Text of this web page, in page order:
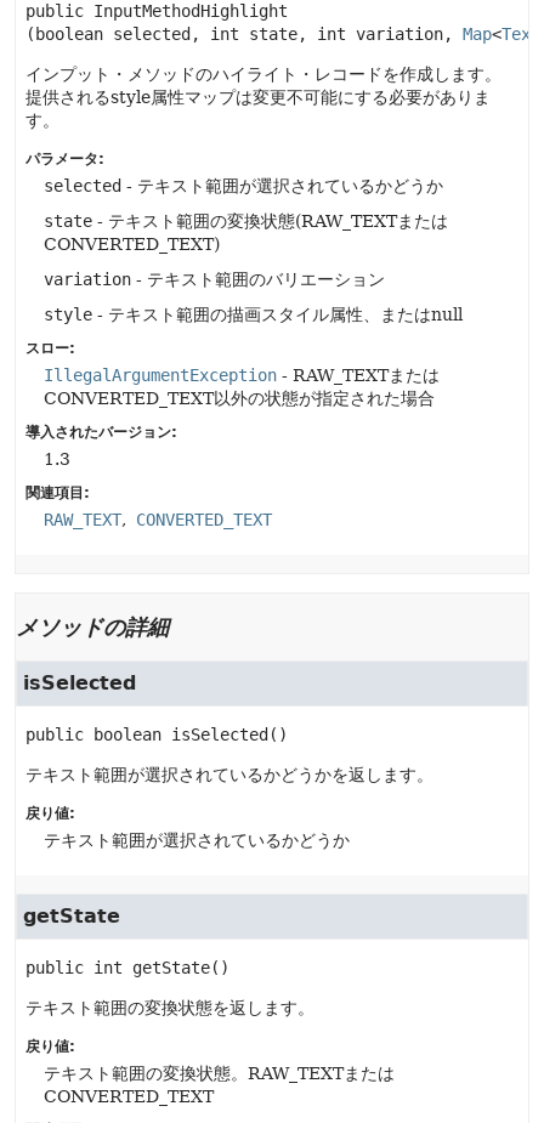
public InputMethodHighlight
(boolean selected, int state, int variation, Map<
インプット・メソッドのハイライト・レコードを作成します。
提供されるstyle属性マップは変更不可能にする必要がありま
す。
パラメータ:
selected - テキスト範囲が選択されているかどうか
state - テキスト範囲の変換状態(RAW_TEXTまたは
CONVERTED_TEXT)
variation - テキスト範囲のバリエーション
style - テキスト範囲の描画スタイル属性、またはnull
スロー:
IllegalArgumentException - RAW_TEXTまたは
CONVERTED_TEXT以外の状態が指定された場合
導入されたバージョン:
1.3
関連項目:
RAW_TEXT CONVERTED_TEXT
メソッドの詳細
isSelected
public boolean isSelected ()
テキスト範囲が選択されているかどうかを返します。
戻り値:
テキスト範囲が選択されているかどうか
getState
public int getState()
テキスト範囲の変換状態を返します。
戻り値:
テキスト範囲の変換状態。RAW_TEXTまたは
CONVERTED_TEXT